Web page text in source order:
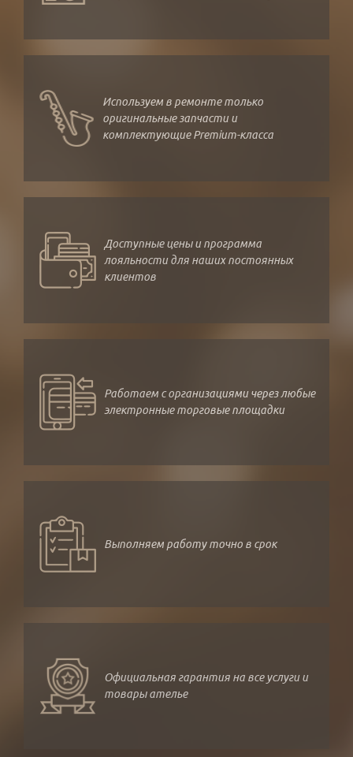
Используем в ремонте только
оригинальные запчасти и
комплектующие Premium-класса
Доступные цены и программа
лояльности для наших постоянных
клиентов
Работаем с организациями через любые
электронные торговые площадки
Выполняем работу точно в срок
Официальная гарантия на все услуги и
товары ателье